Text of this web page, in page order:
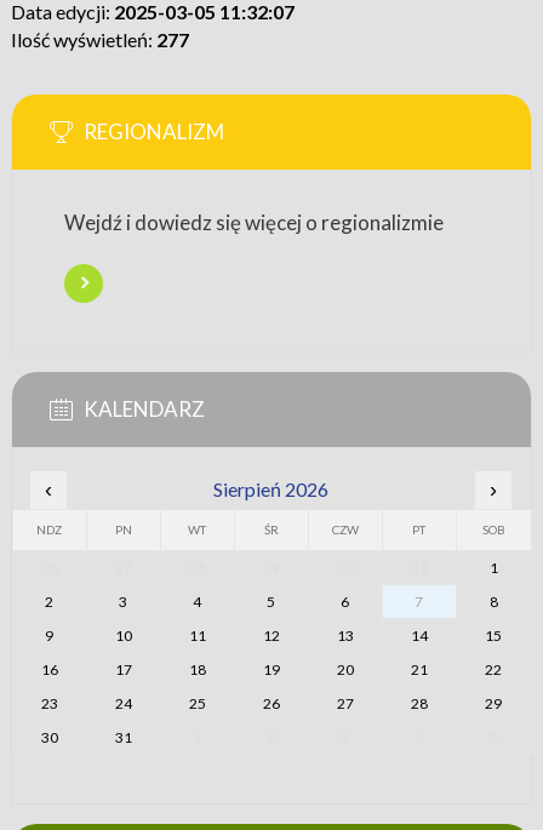
Data edycji: 2025-03-05 11:32:07
Ilość wyświetleń: 277
REGIONALIZM
Wejdź i dowiedz się więcej o regionalizmie
KALENDARZ
‹ Sierpień 2026 ›
NDZ PN WT ŚR CZW PT SOB
1
2
3 4 5 6 7
8
9
10 11 12 13 14
15
16
17 18 19 20 21
22
23
24 25 26 27 28
29
30
31